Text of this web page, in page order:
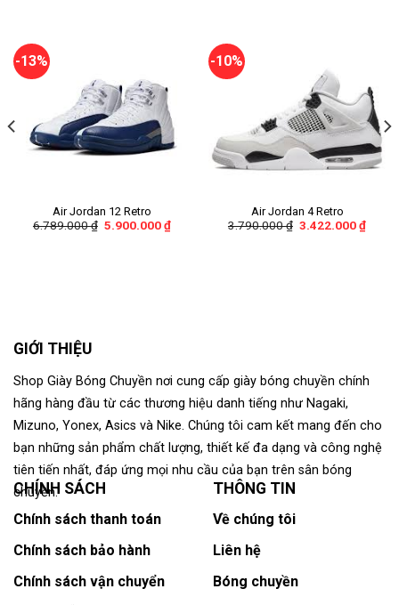
-13%
Air Jordan 12 Retro
6.789.000₫ 5.900.000₫
-10%
Air Jordan 4 Retro
3.790.000₫ 3.422.000₫
GIỚI THIỆU
Shop Giày Bóng Chuyền nơi cung cấp giày bóng chuyền chính
hãng hàng đầu từ các thương hiệu danh tiếng như Nagaki,
Mizuno, Yonex, Asics và Nike. Chúng tôi cam kết mang đến cho
bạn những sản phẩm chất lượng, thiết kế đa dạng và công nghệ
tiên tiến nhất, đáp ứng mọi nhu cầu của bạn trên sân bóng
chuyền.
CHÍNH SÁCH
Chính sách thanh toán
Chính sách bảo hành
Chính sách vận chuyển
THÔNG TIN
Về chúng tôi
Liên hệ
Bóng chuyền